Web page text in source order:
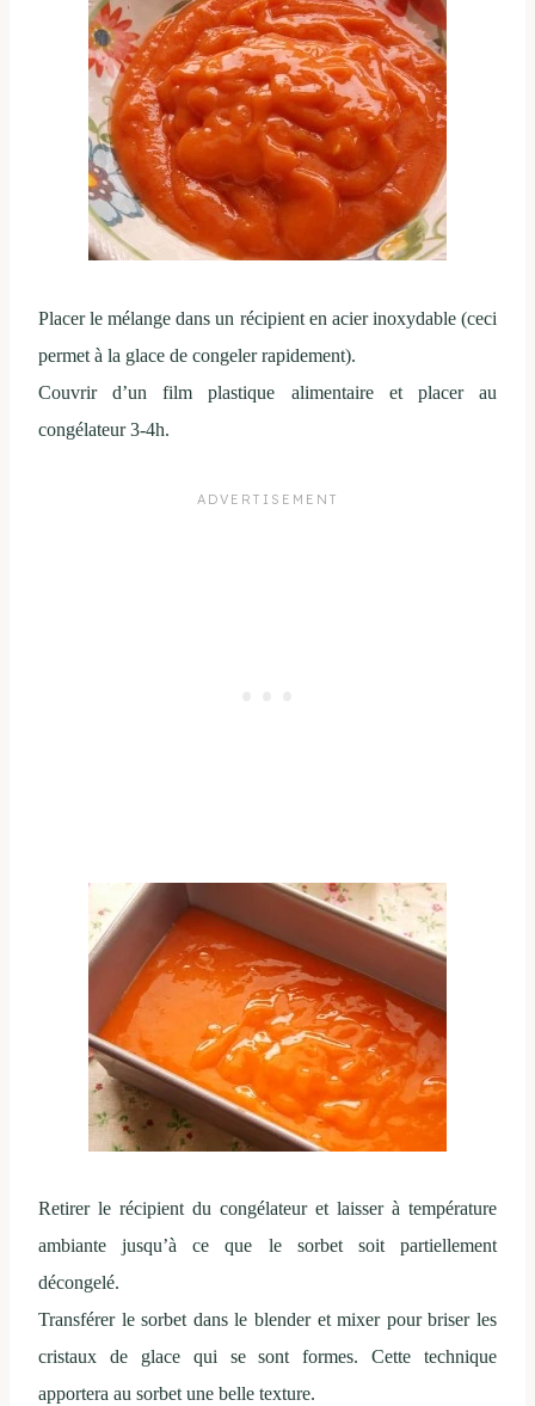
Placer le mélange dans un récipient en acier inoxydable (ceci
permet à la glace de congeler rapidement).
Couvrir d’un film plastique alimentaire et placer au
congélateur 3-4h.
Retirer le récipient du congélateur et laisser à température
ambiante jusqu’à ce que le sorbet soit partiellement
décongelé.
Transférer le sorbet dans le blender et mixer pour briser les
cristaux de glace qui se sont formes. Cette technique
apportera au sorbet une belle texture.